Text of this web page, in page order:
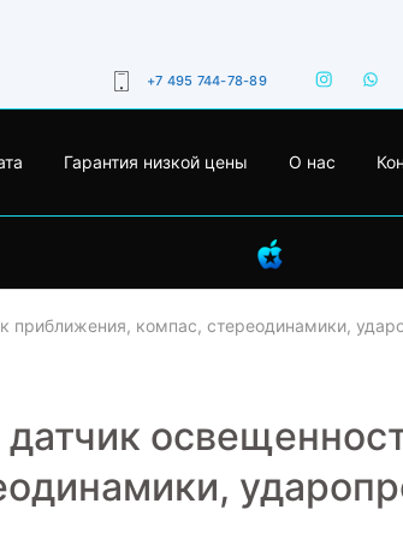
+7 495 744-78-89
Гарантия низкой цены О нас
приближения, компас, стереодинамики,